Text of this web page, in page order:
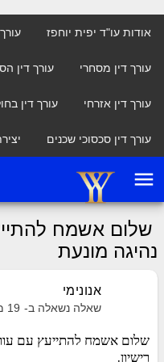
אודות עו"ד יפית יוחפז
עורך דין מסחרי עורך דין
עורך דין אזרחי עורך דין
עורך דין סכסוכי שכנים
menu
שלום אשמח
נהיגה מונעת
אנונימי
שאלה נשאלה ב- 19 מאי, 2021
שלום אשמח להתייעץ עם
רישיון.